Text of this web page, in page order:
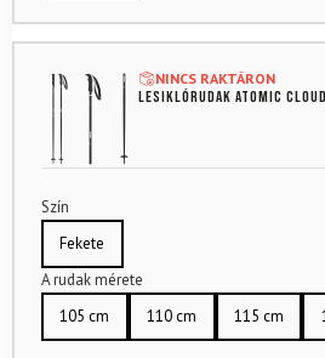
NINCS RAKTÁRON
Lesiklórudak ATOMIC
Szín
Fekete
A rudak mérete
105 cm
110 cm 115 cm